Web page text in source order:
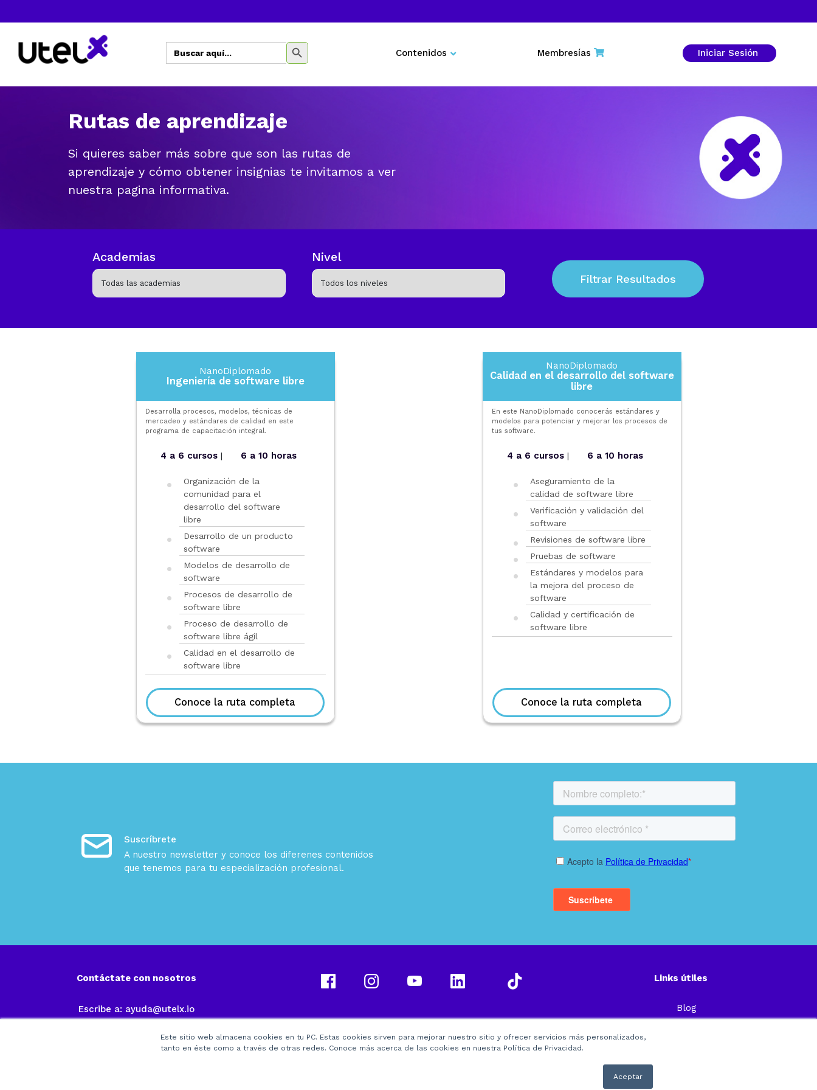
Este sitio web almacena cookies en tu PC. Estas cookies sirven para mejorar nuestro sitio y ofrecer servicios más personalizados,
tanto en éste como a través de otras redes. Conoce más acerca de las cookies en nuestra Política de Privacidad.
Aceptar
Buscar: Botón de búsqueda
Contenidos
Tecnología
Membresías Iniciar Sesión
Rutas de aprendizaje
Si quieres saber más sobre que son las rutas de
aprendizaje y cómo obtener insignias te invitamos a ver
nuestra pagina informativa.
Academias Nivel
NanoDiplomado
Ingeniería de software libre
Desarrolla procesos, modelos, técnicas de
mercadeo y estándares de calidad en este
programa de capacitación integral.
4 a 6 cursos| 6 a 10 horas
Organización de la
comunidad para el
desarrollo del software
libre
Desarrollo de un producto
software
Modelos de desarrollo de
software
Procesos de desarrollo de
software libre
Proceso de desarrollo de
software libre ágil
Calidad en el desarrollo de
software libre
Conoce la ruta completa
NanoDiplomado
Calidad en el desarrollo del software
libre
En este NanoDiplomado conocerás estándares y
modelos para potenciar y mejorar los procesos de
tus software.
4 a 6 cursos| 6 a 10 horas
Aseguramiento de la
calidad de software libre
Verificación y validación del
software
Revisiones de software libre
Pruebas de software
Estándares y modelos para
la mejora del proceso de
software
Calidad y certificación de
software libre
Conoce la ruta completa
Suscríbrete
A nuestro newsletter y conoce los diferenes contenidos
que tenemos para tu especialización profesional.
Contáctate con nosotros
Escribe a: ayuda@utelx.io
Links útiles
Blog
Política de Privacidad